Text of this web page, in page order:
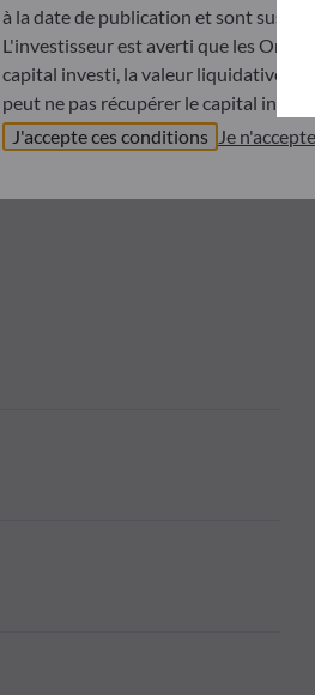
à la date de publication et sont
L'investisseur est averti que les
capital investi, la valeur liquidative
peut ne pas récupérer le capital
Avant de souscrire dans un OPC,
objectifs d’investissement, de son
ODDO BHF AM ne saurait
Le traitement fiscal lié à
J'accepte ces conditions Je